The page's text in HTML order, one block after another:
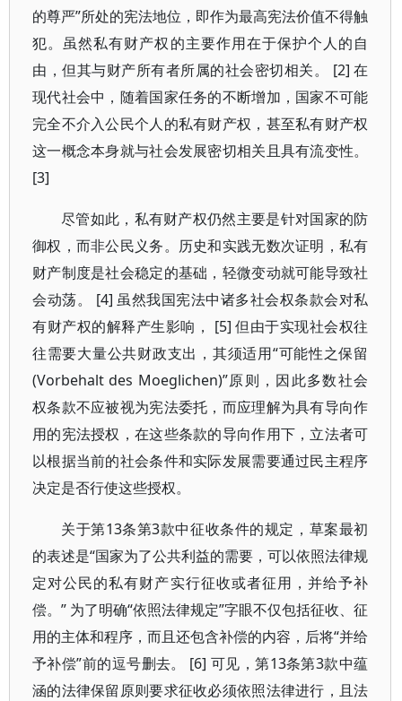
的尊严”所处的宪法地位，即作为最高宪法价值不得触
犯。虽然私有财产权的主要作用在于保护个人的自
由，但其与财产所有者所属的社会密切相关。 [2] 在
现代社会中，随着国家任务的不断增加，国家不可能
完全不介入公民个人的私有财产权，甚至私有财产权
这一概念本身就与社会发展密切相关且具有流变性。
[3]
尽管如此，私有财产权仍然主要是针对国家的防
御权，而非公民义务。历史和实践无数次证明，私有
财产制度是社会稳定的基础，轻微变动就可能导致社
会动荡。 [4] 虽然我国宪法中诸多社会权条款会对私
有财产权的解释产生影响， [5] 但由于实现社会权往
往需要大量公共财政支出，其须适用“可能性之保留
(Vorbehalt des Moeglichen)”原则，因此多数社会
权条款不应被视为宪法委托，而应理解为具有导向作
用的宪法授权，在这些条款的导向作用下，立法者可
以根据当前的社会条件和实际发展需要通过民主程序
决定是否行使这些授权。
关于第13条第3款中征收条件的规定，草案最初
的表述是“国家为了公共利益的需要，可以依照法律规
定对公民的私有财产实行征收或者征用，并给予补
偿。” 为了明确“依照法律规定”字眼不仅包括征收、征
用的主体和程序，而且还包含补偿的内容，后将“并给
予补偿”前的逗号删去。 [6] 可见，第13条第3款中蕴
涵的法律保留原则要求征收必须依照法律进行，且法